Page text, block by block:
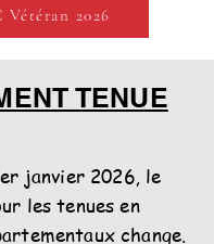
Vétéran 2026
TENUE
janvier 2026, le
les tenues en
change.